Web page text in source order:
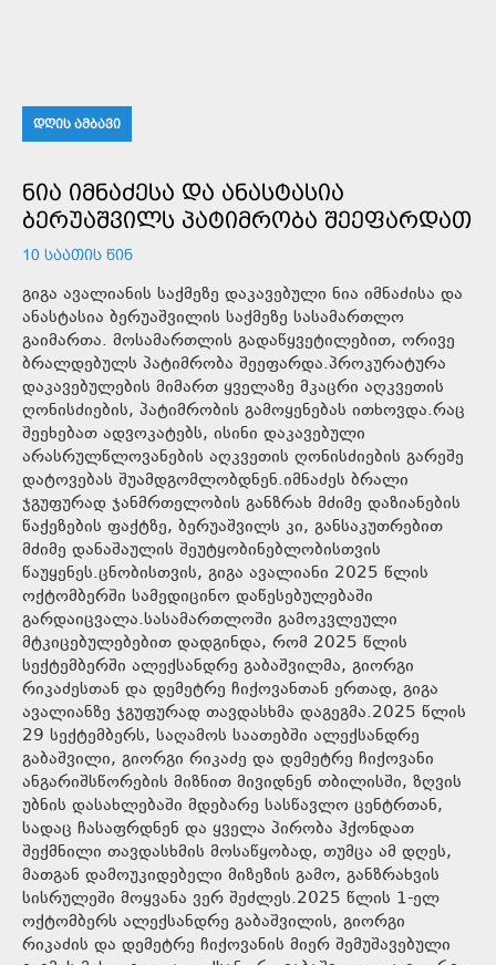
ᲓᲦᲘᲡ ᲐᲛᲑᲐᲕᲘ
ᲜᲘᲐ ᲘᲛᲜᲐᲫᲔᲡᲐ ᲓᲐ ᲐᲜᲐᲡᲢᲐᲡᲘᲐ
ᲑᲔᲠᲣᲐᲨᲕᲘᲚᲡ ᲞᲐᲢᲘᲛᲠᲝᲑᲐ ᲨᲔᲔᲤᲐᲠᲓᲐᲗ
10 ᲡᲐᲐᲗᲘᲡ ᲬᲘᲜ
გიგა ავალიანის საქმეზე დაკავებული ნია იმნაძისა და
ანასტასია ბერუაშვილის საქმეზე სასამართლო
გაიმართა. მოსამართლის გადაწყვეტილებით, ორივე
ბრალდებულს პატიმრობა შეეფარდა.პროკურატურა
დაკავებულების მიმართ ყველაზე მკაცრი აღკვეთის
ღონისძიების, პატიმრობის გამოყენებას ითხოვდა.რაც
შეეხებათ ადვოკატებს, ისინი დაკავებული
არასრულწლოვანების აღკვეთის ღონისძიების გარეშე
დატოვებას შუამდგომლობდნენ.იმნაძეს ბრალი
ჯგუფურად ჯანმრთელობის განზრახ მძიმე დაზიანების
წაქეზების ფაქტზე, ბერუაშვილს კი, განსაკუთრებით
მძიმე დანაშაულის შეუტყობინებლობისთვის
წაუყენეს.ცნობისთვის, გიგა ავალიანი 2025 წლის
ოქტომბერში სამედიცინო დაწესებულებაში
გარდაიცვალა.სასამართლოში გამოკვლეული
მტკიცებულებებით დადგინდა, რომ 2025 წლის
სექტემბერში ალექსანდრე გაბაშვილმა, გიორგი
რიკაძესთან და დემეტრე ჩიქოვანთან ერთად, გიგა
ავალიანზე ჯგუფურად თავდასხმა დაგეგმა.2025 წლის
29 სექტემბერს, საღამოს საათებში ალექსანდრე
გაბაშვილი, გიორგი რიკაძე და დემეტრე ჩიქოვანი
ანგარიშსწორების მიზნით მივიდნენ თბილისში, ზღვის
უბნის დასახლებაში მდებარე სასწავლო ცენტრთან,
სადაც ჩასაფრდნენ და ყველა პირობა ჰქონდათ
შექმნილი თავდასხმის მოსაწყობად, თუმცა ამ დღეს,
მათგან დამოუკიდებელი მიზეზის გამო, განზრახვის
სისრულეში მოყვანა ვერ შეძლეს.2025 წლის 1-ელ
ოქტომბერს ალექსანდრე გაბაშვილის, გიორგი
რიკაძის და დემეტრე ჩიქოვანის მიერ შემუშავებული